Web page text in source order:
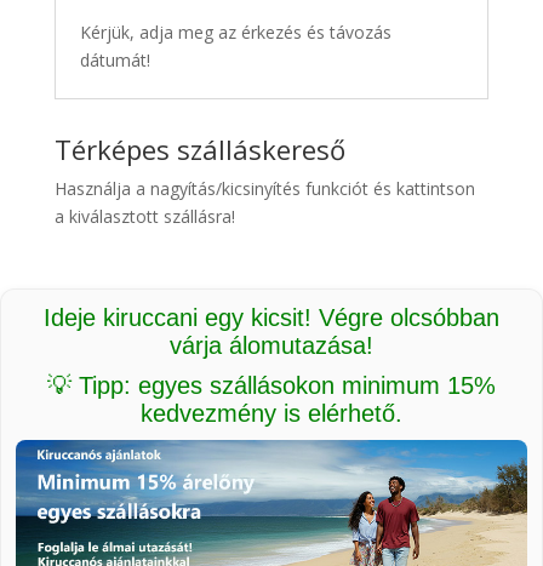
Kérjük, adja meg az érkezés és távozás
dátumát!
Térképes szálláskereső
Használja a nagyítás/kicsinyítés funkciót és kattintson
a kiválasztott szállásra!
Ideje kiruccani egy kicsit! Végre olcsóbban
várja álomutazása!
💡 Tipp: egyes szállásokon minimum 15%
kedvezmény is elérhető.